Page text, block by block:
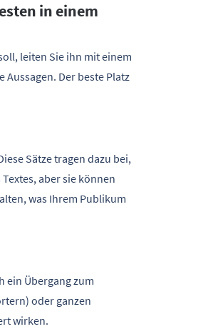
in einem
leiten Sie ihn mit einem
Der beste Platz
Sätze tragen dazu bei,
aber sie können
was Ihrem Publikum
ein Übergang zum
oder ganzen
wirken.